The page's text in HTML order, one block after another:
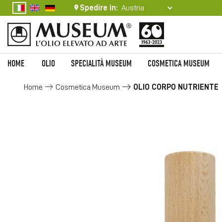
Spedire in:
HOME OLIO SPECIALITÀ MUSEUM COSMETICA MUSEUM
Home Cosmetica Museum OLIO CORPO NUTRIENTE